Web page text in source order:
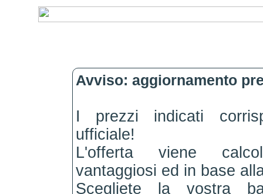
Avviso: aggiornamento
I prezzi indicati
ufficiale!
L'offerta viene
vantaggiosi ed in base
Scegliete la vostra